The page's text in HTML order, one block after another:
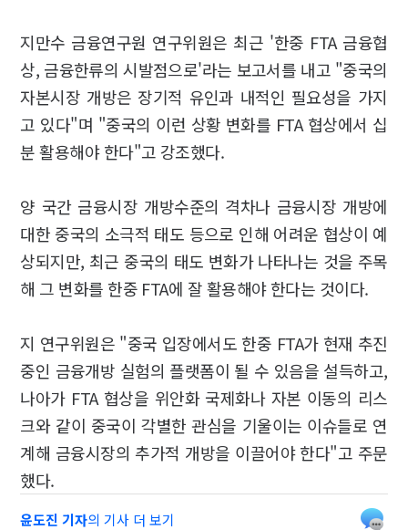
지만수 금융연구원 연구위원은 최근 '한중 FTA 금융협
상, 금융한류의 시발점으로'라는 보고서를 내고 "중국의
자본시장 개방은 장기적 유인과 내적인 필요성을 가지
고 있다"며 "중국의 이런 상황 변화를 FTA 협상에서 십
분 활용해야 한다"고 강조했다.
양 국간 금융시장 개방수준의 격차나 금융시장 개방에
대한 중국의 소극적 태도 등으로 인해 어려운 협상이 예
상되지만, 최근 중국의 태도 변화가 나타나는 것을 주목
해 그 변화를 한중 FTA에 잘 활용해야 한다는 것이다.
지 연구위원은 "중국 입장에서도 한중 FTA가 현재 추진
중인 금융개방 실험의 플랫폼이 될 수 있음을 설득하고,
나아가 FTA 협상을 위안화 국제화나 자본 이동의 리스
크와 같이 중국이 각별한 관심을 기울이는 이슈들로 연
계해 금융시장의 추가적 개방을 이끌어야 한다"고 주문
했다.
윤도진 기자의 기사 더 보기